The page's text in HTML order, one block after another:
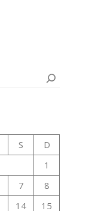
S
D
1
7
8
14
15